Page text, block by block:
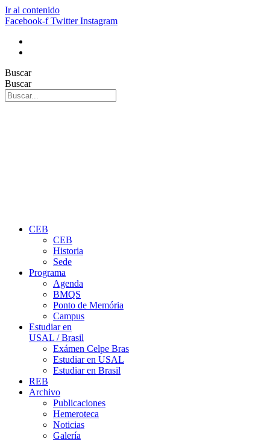
Ir al contenido
Facebook-f Twitter Instagram
Buscar
Buscar
CEB
CEB
Historia
Sede
Programa
Agenda
BMQS
Ponto de Memória
Campus
Estudiar en
USAL / Brasil
Exámen Celpe Bras
Estudiar en USAL
Estudiar en Brasil
REB
Archivo
Publicaciones
Hemeroteca
Noticias
Galería